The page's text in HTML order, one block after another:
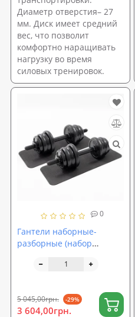
Диаметр отверстия– 27
мм. Диск имеет средний
вес, что позволит
комфортно наращивать
нагрузку во время
силовых тренировок.
0
Гантели наборные-
разборные (набор
металлические-чугунные
5 045,00грн. -29%
3 604,00грн.